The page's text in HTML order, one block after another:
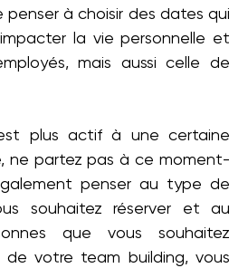
penser à choisir des dates qui
la vie personnelle et
mais aussi celle de
plus actif à une certaine
ne partez pas à ce moment-
penser au type de
souhaitez réserver et au
que vous souhaitez
de votre team building, vous